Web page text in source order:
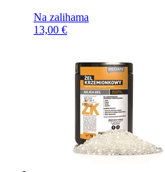
Na zalihama
13,00 €